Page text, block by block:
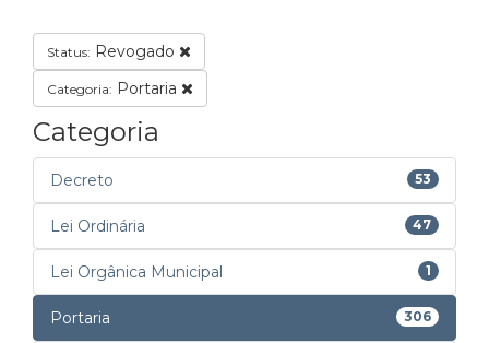
Status: Revogado
Categoria: Portaria
Categoria
Decreto 53
Lei Ordinária 47
Lei Orgânica Municipal 1
Portaria 306